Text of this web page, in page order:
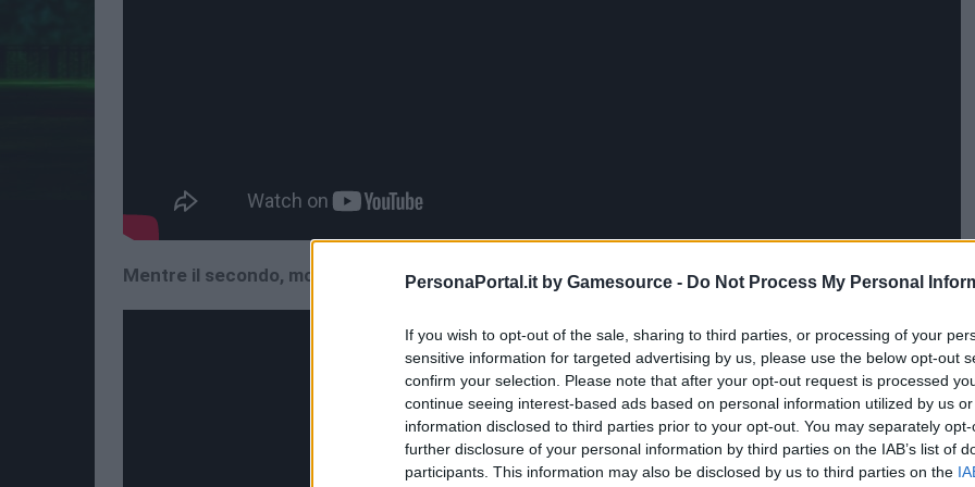
PersonaPortal.it by Gamesource - Do Not Process My Personal
If you wish to opt-out of the sale, sharing to third parties, or processing of your
sensitive information for targeted advertising by us, please use the below opt-out
confirm your selection. Please note that after your opt-out request is processed
continue seeing interest-based ads based on personal information utilized by us
information disclosed to third parties prior to your opt-out. You may separately
further disclosure of your personal information by third parties on the IAB’s list of
participants. This information may also be disclosed by us to third parties on the
Mentre il secondo, mostra Morgana e Yusuke Kitagawa, daPersona 5 :